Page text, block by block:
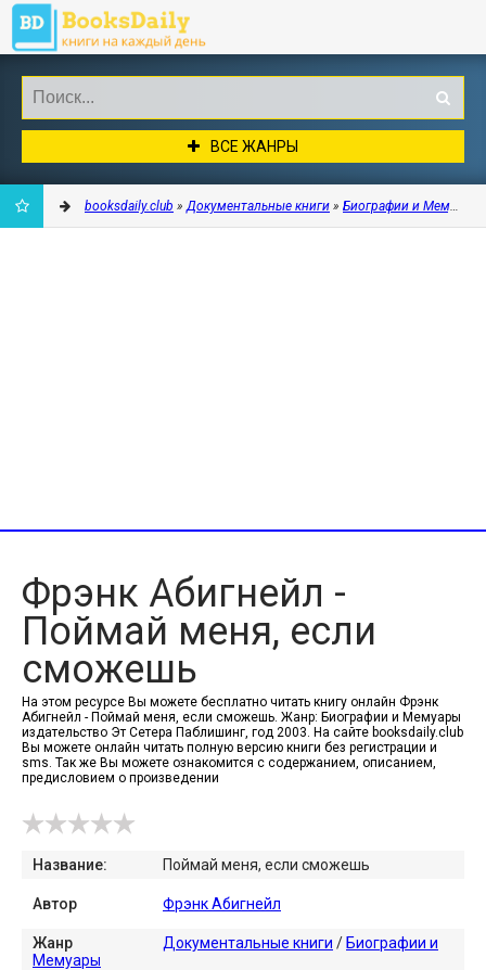
ВСЕ ЖАНРЫ
booksdaily.club »Документальные книги » Биографии и Мемуары
Фрэнк Абигнейл -
Поймай меня, если
сможешь
На этом ресурсе Вы можете бесплатно читать книгу онлайн Фрэнк
Абигнейл - Поймай меня, если сможешь. Жанр: Биографии и Мемуары
издательство Эт Сетера Паблишинг, год 2003. На сайте booksdaily.club
Вы можете онлайн читать полную версию книги без регистрации и
sms. Так же Вы можете ознакомится с содержанием, описанием,
предисловием о произведении
Название: Поймай меня, если сможешь
Автор Фрэнк Абигнейл
Жанр Документальные книги / Биографии и
Мемуары